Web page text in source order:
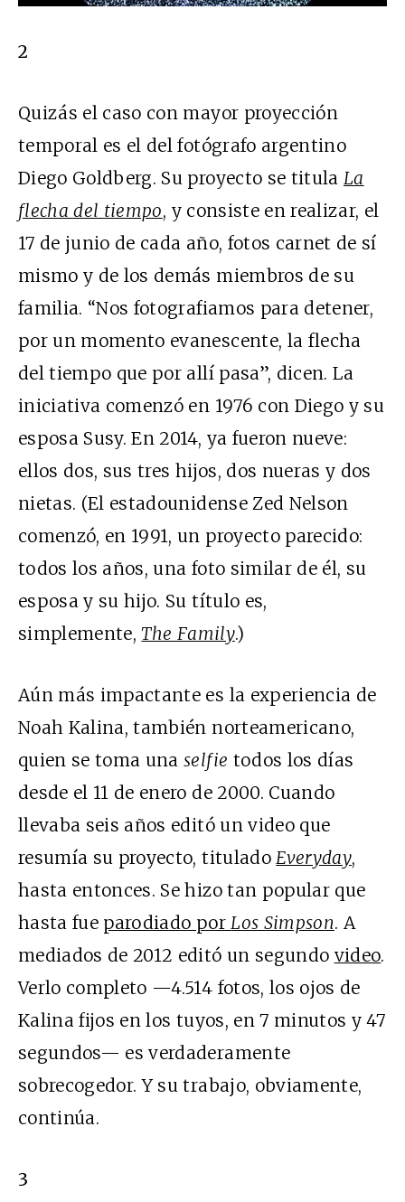
2
Quizás el caso con mayor proyección
temporal es el del fotógrafo argentino
Diego Goldberg. Su proyecto se titula La
flecha del tiempo, y consiste en realizar, el
17 de junio de cada año, fotos carnet de sí
mismo y de los demás miembros de su
familia. “Nos fotografiamos para detener,
por un momento evanescente, la flecha
del tiempo que por allí pasa”, dicen. La
iniciativa comenzó en 1976 con Diego y su
esposa Susy. En 2014, ya fueron nueve:
ellos dos, sus tres hijos, dos nueras y dos
nietas. (El estadounidense Zed Nelson
comenzó, en 1991, un proyecto parecido:
todos los años, una foto similar de él, su
esposa y su hijo. Su título es,
simplemente,The Family.)
Aún más impactante es la experiencia de
Noah Kalina, también norteamericano,
quien se toma unaselfie todos los días
desde el 11 de enero de 2000. Cuando
llevaba seis años editó un video que
resumía su proyecto, tituladoEveryday,
hasta entonces. Se hizo tan popular que
hasta fue parodiado porLos Simpson. A
mediados de 2012 editó un segundo video.
Verlo completo —4.514 fotos, los ojos de
Kalina fijos en los tuyos, en 7 minutos y 47
segundos— es verdaderamente
sobrecogedor. Y su trabajo, obviamente,
continúa.
3